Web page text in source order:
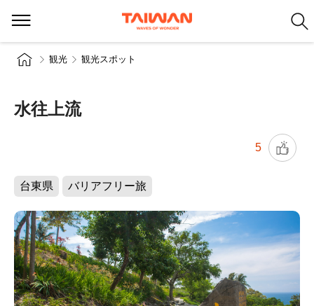
観光 観光スポット
水往上流
5
台東県 バリアフリー旅